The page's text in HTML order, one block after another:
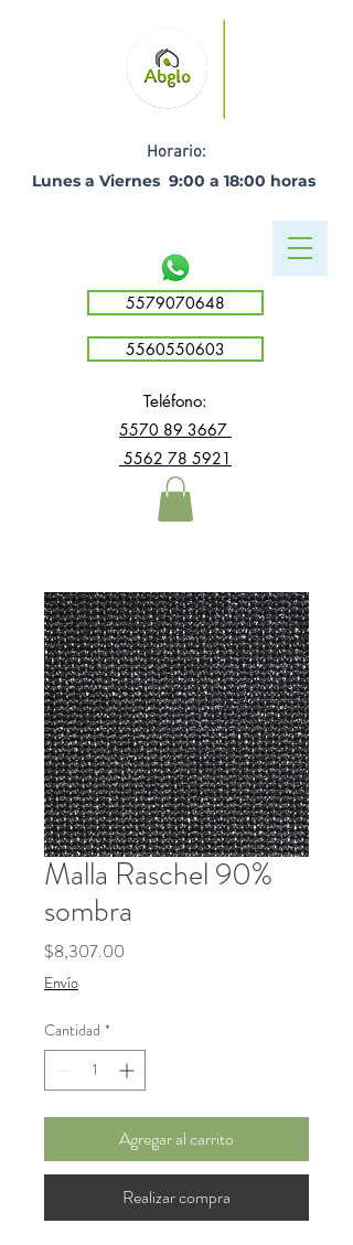
Horario:
Lunes a Viernes 9:00 a 18:00 horas ​
5579070648
5560550603
Teléfono:
5570 89 3667
5562 78 5921
Malla Raschel 90%
sombra
$8,307.00
Envío
Cantidad *
Agregar al carrito
Realizar compra